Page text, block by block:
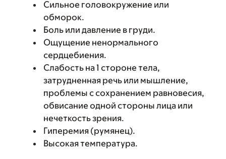
Сильное головокружение или
обморок.
Боль или давление в груди.
Ощущение ненормального
сердцебиения.
Слабость на 1 стороне тела,
затрудненная речь или мышление,
проблемы с сохранением равновесия,
обвисание одной стороны лица или
нечеткость зрения.
Гиперемия (румянец).
Высокая температура.